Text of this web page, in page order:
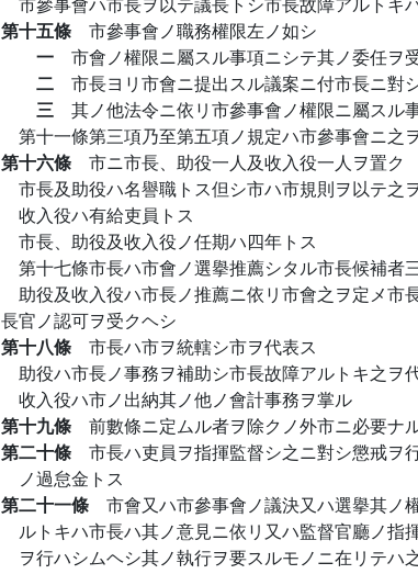
第十五條 市參事會ノ職務權限左ノ如シ
一 市會ノ權限ニ屬スル事項ニシテ其ノ委任ヲ
二 市長ヨリ市會ニ提出スル議案ニ付市長ニ對
三 其ノ他法令ニ依リ市參事會ノ權限ニ屬スル
第十一條第三項乃至第五項ノ規定ハ市參事會ニ之
第十六條 市ニ市長、助役一人及收入役一人ヲ置ク
市長及助役ハ名譽職トス但シ市ハ市規則ヲ以テ之
收入役ハ有給吏員トス
市長、助役及收入役ノ任期ハ四年トス
第十七條市長ハ市會ノ選擧推薦シタル市長候補者
助役及收入役ハ市長ノ推薦ニ依リ市會之ヲ定メ市
長官ノ認可ヲ受クヘシ
第十八條 市長ハ市ヲ統轄シ市ヲ代表ス
助役ハ市長ノ事務ヲ補助シ市長故障アルトキ之ヲ
收入役ハ市ノ出納其ノ他ノ會計事務ヲ掌ル
第十九條 前數條ニ定ムル者ヲ除クノ外市ニ必要ナ
第二十條 市長ハ吏員ヲ指揮監督シ之ニ對シ懲戒ヲ
ノ過怠金トス
第二十一條 市會又ハ市參事會ノ議決又ハ選擧其ノ
ルトキハ市長ハ其ノ意見ニ依リ又ハ監督官廳ノ
ヲ行ハシムヘシ其ノ執行ヲ要スルモノニ在リテハ